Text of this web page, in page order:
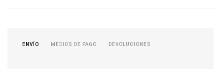
ENVÍO MEDIOS DE PAGO DEVOLUCIONES